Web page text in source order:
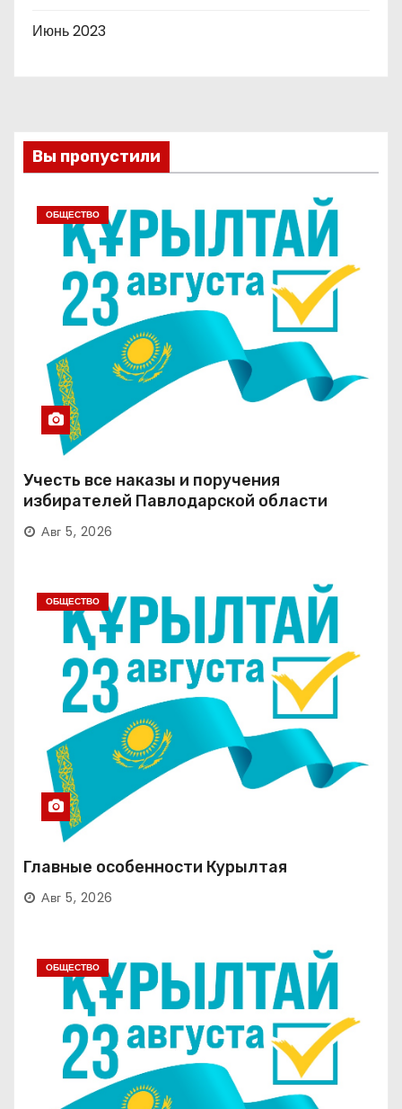
Июнь 2023
Вы пропустили
ОБЩЕСТВО
Учесть все наказы и поручения
избирателей Павлодарской области
Авг 5, 2026
ОБЩЕСТВО
Главные особенности Курылтая
Авг 5, 2026
ОБЩЕСТВО